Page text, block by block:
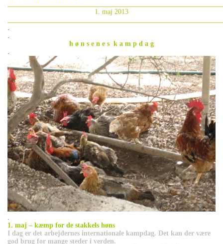
1. maj 2013
h ø n s e n e s k a m p d a g
.
1. maj – kæmp for de stakkels høns
I dag er det arbejdernes internationale kampdag. Det kan der være
god brug for mange steder i verden.